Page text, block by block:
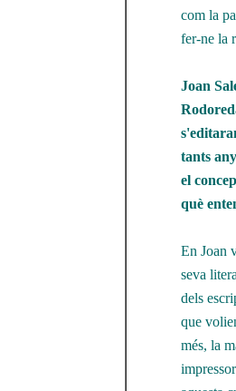
com la
fer-ne la
Joan
tants
el
què
En Joan
seva
dels
que
més, la